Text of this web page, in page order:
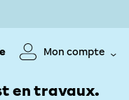
Mon compte
en travaux.